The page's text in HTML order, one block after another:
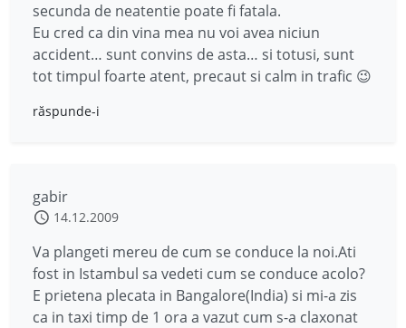
secunda de neatentie poate fi fatala.
Eu cred ca din vina mea nu voi avea niciun
accident… sunt convins de asta… si totusi, sunt
tot timpul foarte atent, precaut si calm in trafic 😉
răspunde-i
gabir
14.12.2009
Va plangeti mereu de cum se conduce la noi.Ati
fost in Istambul sa vedeti cum se conduce acolo?
E prietena plecata in Bangalore(India) si mi-a zis
ca in taxi timp de 1 ora a vazut cum s-a claxonat